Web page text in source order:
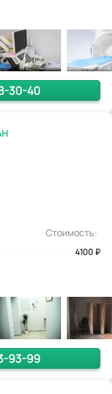
30-40
Стоимость:
4100 ₽
93-99